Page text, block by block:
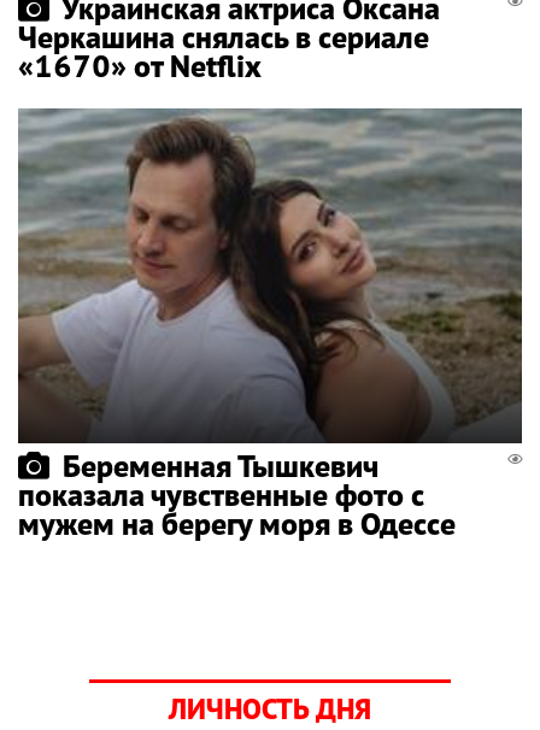
Черкашина снялась в сериале
«1670» от Netflix
Беременная Тышкевич
показала чувственные фото с
мужем на берегу моря в Одессе
ЛИЧНОСТЬ ДНЯ